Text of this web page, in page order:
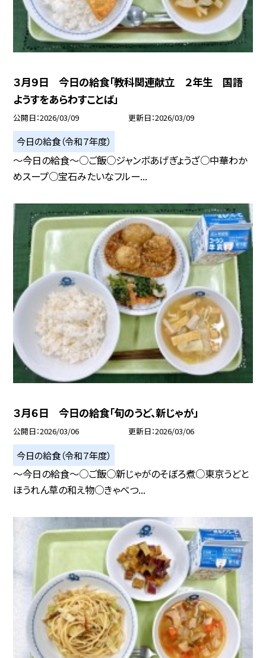
３月９日 今日の給食「教科関連献立 ２年生 国語
ようすをあらわすことば」
公開日 2026/03/09 更新日 2026/03/09
今日の給食（令和７年度）
～今日の給食～○ご飯○ジャンボあげぎょうざ○中華わか
めスープ○宝石みたいなフルー...
３月６日 今日の給食「旬のうど、新じゃが」
公開日 2026/03/06 更新日 2026/03/06
今日の給食（令和７年度）
～今日の給食～○ご飯○新じゃがのそぼろ煮○東京うどと
ほうれん草の和え物○きゃべつ...